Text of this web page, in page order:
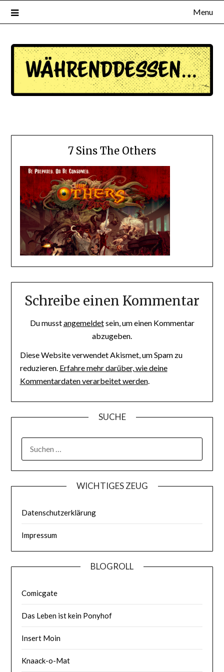
Menu
7 Sins The Others
Schreibe einen Kommentar
Du musstangemeldetsein, um einen Kommentar
abzugeben.
Diese Website verwendet Akismet, um Spam zu
reduzieren. Erfahre mehr darüber, wie deine
Kommentardaten verarbeitet werden.
SUCHE
WICHTIGES ZEUG
Datenschutzerklärung
Impressum
BLOGROLL
Comicgate
Das Leben ist kein Ponyhof
Insert Moin
Knaack-o-Mat